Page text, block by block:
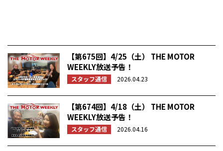
【第675回】4/25（土） THE MOTOR
WEEKLY放送予告！
スタッフ通信 2026.04.23
【第674回】4/18（土） THE MOTOR
WEEKLY放送予告！
スタッフ通信 2026.04.16